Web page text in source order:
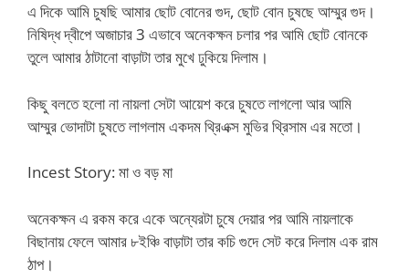
এ দিকে আমি চুষছি আমার ছোট বোনের গুদ, ছোট বোন চুষছে আম্মুর গুদ।
নিষিদ্ধ দ্বীপে অজাচার 3 এভাবে অনেকক্ষন চলার পর আমি ছোট বোনকে
তুলে আমার ঠাটানো বাড়াটা তার মুখে ঢুকিয়ে দিলাম।
কিছু বলতে হলো না নায়লা সেটা আয়েশ করে চুষতে লাগলো আর আমি
আম্মুর ভোদাটা চুষতে লাগলাম একদম থ্রিএক্স মুভির থ্রিসাম এর মতো।
Incest Story: মা ও বড় মা
অনেকক্ষন এ রকম করে একে অন্যেরটা চুষে দেয়ার পর আমি নায়লাকে
বিছানায় ফেলে আমার ৮ইঞ্চি বাড়াটা তার কচি গুদে সেট করে দিলাম এক রাম
ঠাপ।